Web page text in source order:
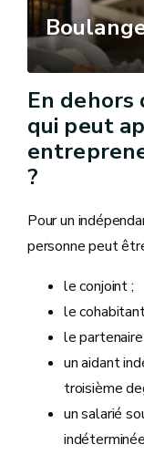
En
qui peut
?
Pour un
personne peut
le conjoint ;
le
le
un aidant
troisième
un salarié